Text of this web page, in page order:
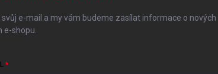
svůj e-mail a my vám budeme zasílat informace o
e-shopu.